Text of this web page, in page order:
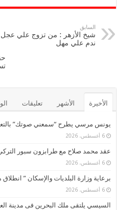
e
b
o
tt
السابق
شيخ الأزهر : من تزوج علي عجل
ندم علي مهل
الأخيرة الأشهر تعليقات
يونس مرسي يطرح “سمعني صوتك”
6 أغسطس، 2026
عقد محمد صلاح مع طرابزون سبور
6 أغسطس، 2026
برعاية وزارة البلديات والإسكان ”
6 أغسطس، 2026
السيسي يلتقى ملك البحرين فى مدينة